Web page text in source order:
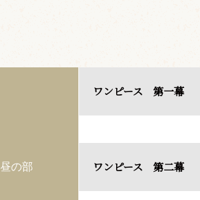
昼の部
ワンピース 第一幕
ワンピース 第二幕